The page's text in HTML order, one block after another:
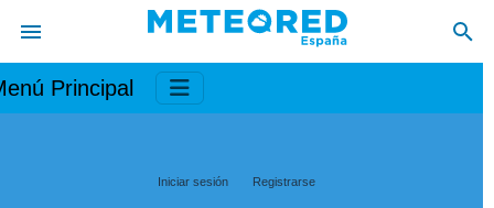
Principal
Iniciar sesión Registrarse